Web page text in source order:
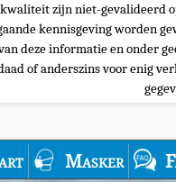
zijn niet-gevalideerd
kennisgeving worden
deze informatie en onder
of anderszins voor enig
Masker